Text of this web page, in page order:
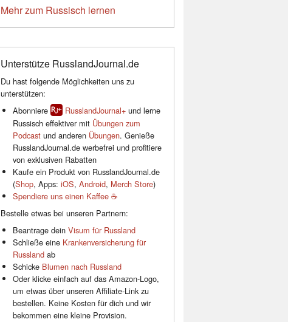
Mehr zum Russisch lernen
Unterstütze RusslandJournal.de
Du hast folgende Möglichkeiten uns zu
unterstützen:
Abonniere
RusslandJournal+und lerne
Russisch effektiver mit Übungen zum
Podcastund anderen Übungen. Genieße
RusslandJournal.de werbefrei und profitiere
von exklusiven Rabatten
Kaufe ein Produkt von RusslandJournal.de
(Shop, Apps: iOS, Android, Merch Store)
Spendiere uns einen Kaffee ☕️
Bestelle etwas bei unseren Partnern:
Beantrage dein Visum für Russland
Schließe eine Krankenversicherung für
Russlandab
Schicke Blumen nach Russland
Oder klicke einfach auf das Amazon-Logo,
um etwas über unseren Affiliate-Link zu
bestellen. Keine Kosten für dich und wir
bekommen eine kleine Provision.